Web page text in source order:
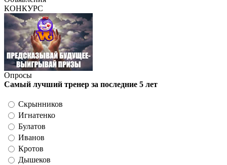
КОНКУРС
Опросы
Самый лучший тренер за последние 5 лет
Скрынников
Игнатенко
Булатов
Иванов
Кротов
Дышеков